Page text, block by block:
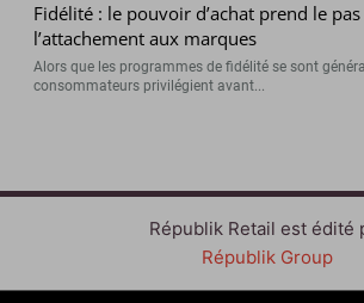
Fidélité : le pouvoir d’achat prend le
l’attachement aux marques
Alors que les programmes de fidélité se sont
consommateurs privilégient avant...
Républik Retail est édité
Républik Group